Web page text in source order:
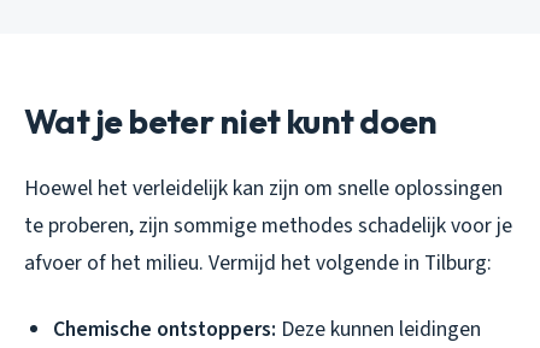
Wat je beter niet kunt doen
Hoewel het verleidelijk kan zijn om snelle oplossingen
te proberen, zijn sommige methodes schadelijk voor je
afvoer of het milieu. Vermijd het volgende in Tilburg:
Chemische ontstoppers: Deze kunnen leidingen